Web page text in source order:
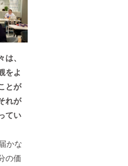
、
をよ
とが
れが
てい
かな
の価